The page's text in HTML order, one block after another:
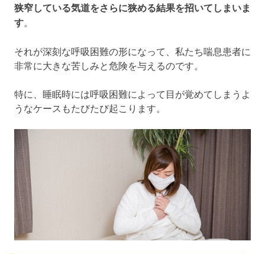
狭窄している気道をさらに狭める結果を招いてしまいま
す
それが深刻な呼吸困難の形になって、私たち喘息患者に
非常に大きな苦しみと危険を与えるのです。
特に、睡眠時には呼吸困難によって目が覚めてしまうよ
うなケースもたびたび起こります。